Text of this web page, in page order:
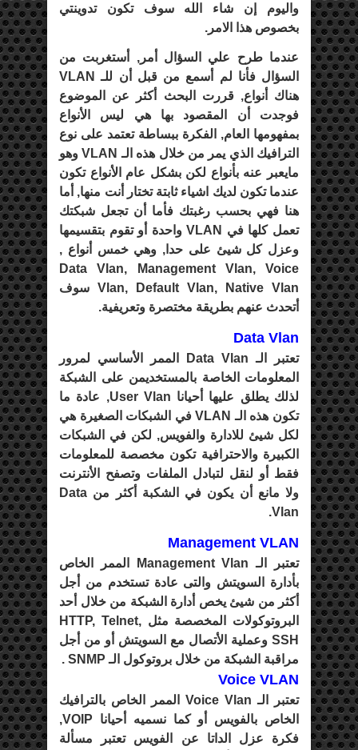
واليوم إن شاء الله سوف تكون تدوينتي
بخصوص هذا الامر.
عندما طرح علي السؤال أمر, أستغربت من
السؤال فأنا لم أسمع من قبل أن للـ VLAN
هناك أنواع, قررت البحث أكثر عن الموضوع
فوجدت أن المقصود بها هي ليس الأنواع
بمفهومها العام, الفكرة ببساطة تعتمد على نوع
الترافيك الذي يمر من خلال هذه الـ VLAN وهو
مايعبر عنه بأنواع لكن بشكل عام الأنواع تكون
عندما تكون لديك اشياء ثابتة تختار أنت منها, أما
هنا فهي بحسب رغبتك فأما أن تجعل شبكتك
تعمل كلها في VLAN واحدة أو تقوم بتقسيمها
وعزل كل شيئ على حدا, وهي خمس أنواع ,
Data Vlan, Management Vlan, Voice
Vlan, Default Vlan, Native Vlan سوف
أتحدث عنهم بطريقة مختصرة وتعريفية.
Data Vlan
تعتبر الـ Data Vlan الممر الأساسي لمرور
المعلومات الخاصة بالمستخديمن على الشبكة
لذلك يطلق عليها أحيانا User Vlan, عادة ما
تكون هذه الـ VLAN في الشبكات الصغيرة هي
لكل شيئ للادارة والفويس, لكن في الشبكات
الكبيرة والاحترافية تكون مخصصة للمعلومات
فقط أو لنقل لتبادل الملفات وتصفح الأنترنت
ولا مانع أن يكون في الشكبة أكثر من Data
Vlan.
Management VLAN
تعتبر الـ Management Vlan الممر الخاص
بأدارة السويتش والتى عادة تستخدم من أجل
أكثر من شيئ يخص أدارة الشبكة من خلال أحد
البروتوكولات المخصصة مثل HTTP, Telnet,
SSH وعملية الأتصال مع السويتش أو من أجل
مراقبة الشبكة من خلال بروتوكول الـ SNMP .
Voice VLAN
تعتبر الـ Voice Vlan الممر الخاص بالترافيك
الخاص بالفويس أو كما نسميه أحيانا VOIP,
فكرة عزل الداتا عن الفويس تعتبر مسألة